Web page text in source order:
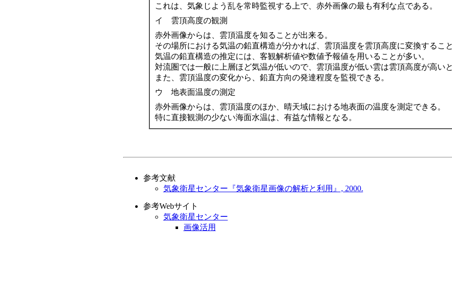
これは、気象じよう乱を常時監視する上で、赤外画像の最も有利な点である。
イ 雲頂高度の観測
赤外画像からは、雲頂温度を知ることが出来る。
その場所における気温の鉛直構造が分かれば、雲頂温度を雲頂高度に変換すること
気温の鉛直構造の推定には、客観解析値や数値予報値を用いることが多い。
対流圏では一般に上層ほど気温が低いので、雲頂温度が低い雲は雲頂高度が高いと
また、雲頂温度の変化から、鉛直方向の発達程度を監視できる。
ウ 地表面温度の測定
赤外画像からは、雲頂温度のほか、晴天域における地表面の温度を測定できる。
特に直接観測の少ない海面水温は、有益な情報となる。
参考文献
気象衛星センター『気象衛星画像の解析と利用』, 2000.
参考Webサイト
気象衛星センター
画像活用